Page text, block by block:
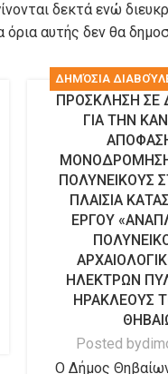
δεκτά ενώ
αυτής δεν θα
ΔΗΜΌΣΙΑ
ΠΡΟΣΚΛΗΣΗ ΣΕ
ΓΙΑ ΤΗΝ
ΠΟΛΥΝΕΙΚΟΥΣ
ΠΛΑΙΣΙΑ
ΕΡΓΟΥ
ΗΛΕΚΤΡΩΝ
ΗΡΑΚΛΕΟΥΣ
Posted by
Ο Δήμος